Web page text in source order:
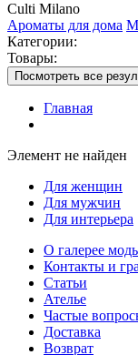
Culti Milano
Ароматы для дома
Категории:
Товары:
Посмотреть все
Главная
Элемент не найден
Для женщин
Для мужчин
Для интерьера
О галерее
Контакты и
Статьи
Ателье
Частые
Доставка
Возврат